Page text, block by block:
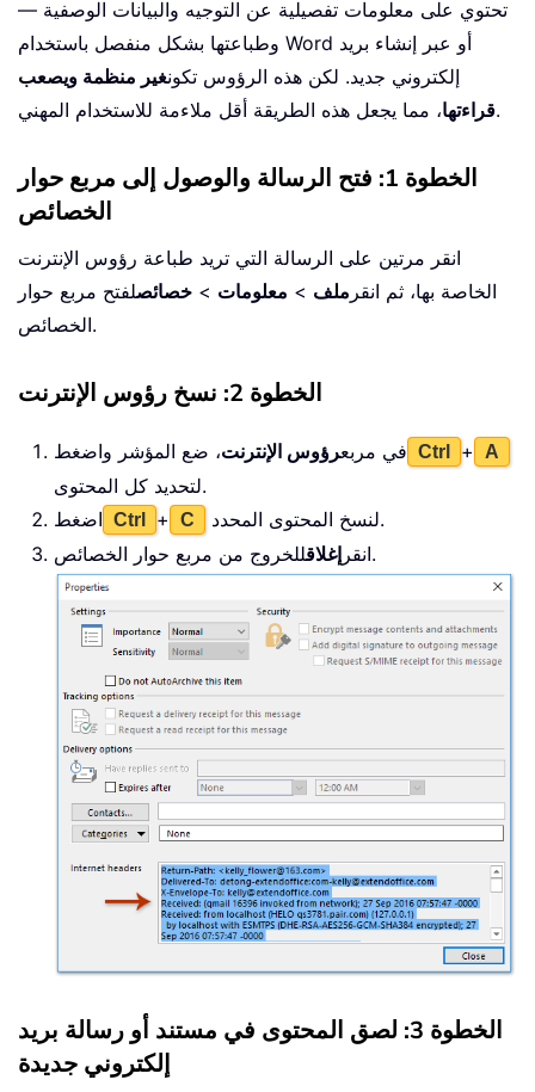
تحتوي على معلومات تفصيلية عن التوجيه والبيانات الوصفية —
وطباعتها بشكل منفصل باستخدام Word أو عبر إنشاء بريد
إلكتروني جديد. لكن هذه الرؤوس تكونغير منظمة ويصعب
قراءتها، مما يجعل هذه الطريقة أقل ملاءمة للاستخدام المهني.
الخطوة 1: فتح الرسالة والوصول إلى مربع حوار
الخصائص
انقر مرتين على الرسالة التي تريد طباعة رؤوس الإنترنت
الخاصة بها، ثم انقر ملف > معلومات > خصائصلفتح مربع حوار
الخصائص.
الخطوة 2: نسخ رؤوس الإنترنت
في مربعرؤوس الإنترنت، ضع المؤشر واضغط Ctrl + A
لتحديد كل المحتوى.
اضغط Ctrl + C
لنسخ المحتوى المحدد.
انقر إغلاق للخروج من مربع حوار الخصائص.
الخطوة 3: لصق المحتوى في مستند أو رسالة بريد
إلكتروني جديدة